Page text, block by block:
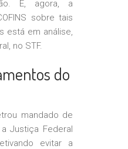
E, agora, a
sobre tais
está em análise,
no STF.
do
mandado de
Justiça Federal
evitar a